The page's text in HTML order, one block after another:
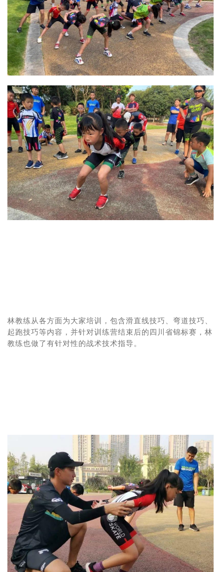
林教练从各方面为大家培训，包含滑直线技巧、弯道技巧、
起跑技巧等内容，并针对训练营结束后的四川省锦标赛，林
教练也做了有针对性的战术技术指导。